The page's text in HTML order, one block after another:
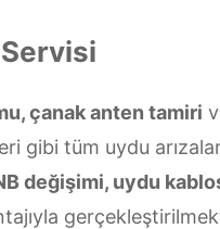
çanak anten tamiri
gibi tüm uydu
değişimi, uydu